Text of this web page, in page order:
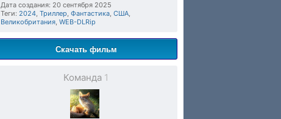
Дата создания: 20 сентября 2025
Теги: 2024, Триллер, Фантастика, США,
Великобритания, WEB-DLRip
Скачать фильм
Команда 1